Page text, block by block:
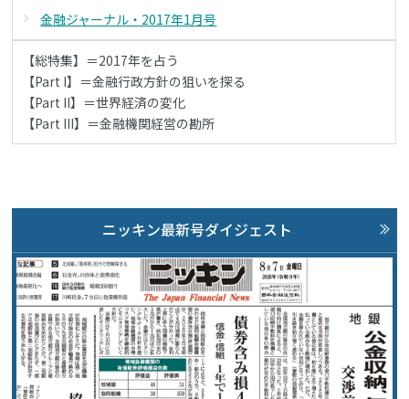
金融ジャーナル・2017年1月号
【総特集】＝2017年を占う
【Part I】＝金融行政方針の狙いを探る
【Part II】＝世界経済の変化
【Part III】＝金融機関経営の勘所
ニッキン最新号ダイジェスト